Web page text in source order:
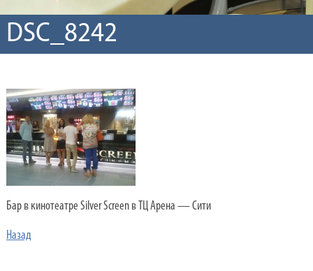
DSC_8242
Бар в кинотеатре Silver Screеn в ТЦ Арена — Сити
Назад